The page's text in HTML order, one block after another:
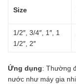
Size
1/2″, 3/4″, 1″, 1
1/2″, 2″
Ứng dụng: Thường
nước như máy gia